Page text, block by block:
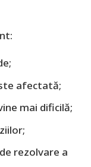
afectată;
mai dificilă;
rezolvare a